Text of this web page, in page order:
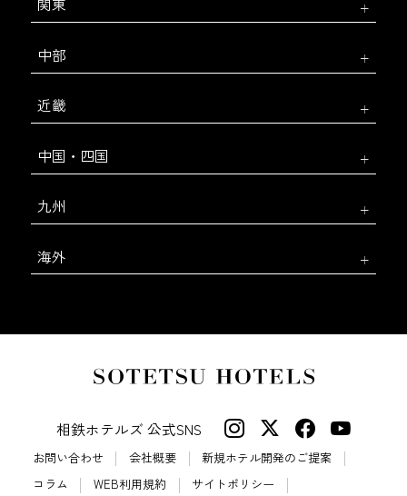
関東
中部
近畿
中国・四国
九州
海外
相鉄ホテルズ 公式SNS
お問い合わせ 会社概要
新規ホテル開発のご提案
コラム
WEB利用規約 サイトポリシー